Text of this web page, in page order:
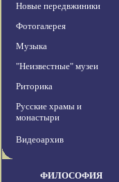
Новые передвжиники
Фотогалерея
Музыка
"Неизвестные" музеи
Риторика
Русские храмы и
монастыри
Видеоархив
ФИЛОСОФИЯ